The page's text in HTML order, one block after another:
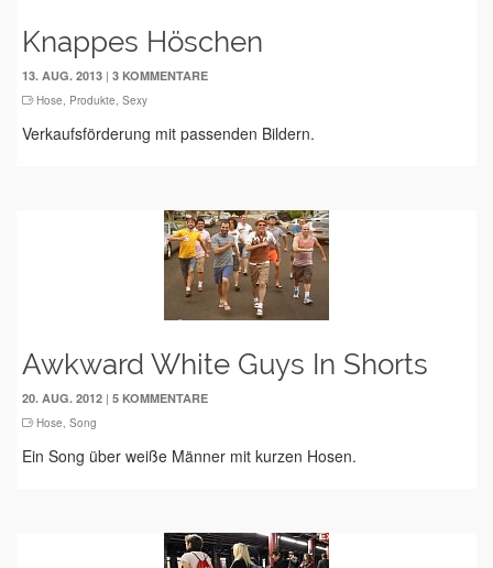
Knappes Höschen
13. AUG. 2013 | 3 KOMMENTARE
Hose, Produkte, Sexy
Verkaufsförderung mit passenden Bildern.
Awkward White Guys In Shorts
20. AUG. 2012 | 5 KOMMENTARE
Hose, Song
Ein Song über weiße Männer mit kurzen Hosen.